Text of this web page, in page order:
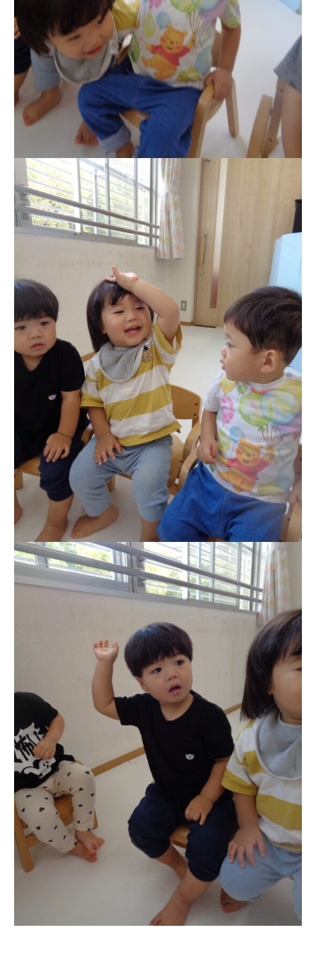
預かり保育［ヒラソル ]
美⽊多チコス
美⽊多チコスについて
美⽊多チコスブログ
未就園児クラス
0歳親子登園［マカロンクラス ]
1歳・2歳親子登園［マリポサクラ
ス ]
2歳児ひとり登園［ゆず組 ]
グループ施設・
関係先リンク
学校法⼈鴨⾕学園 鳳幼稚園
学校法⼈諏訪森学園 諏訪森幼稚
⼤阪府私⽴幼稚園連盟
社会福祉法人野田福祉会